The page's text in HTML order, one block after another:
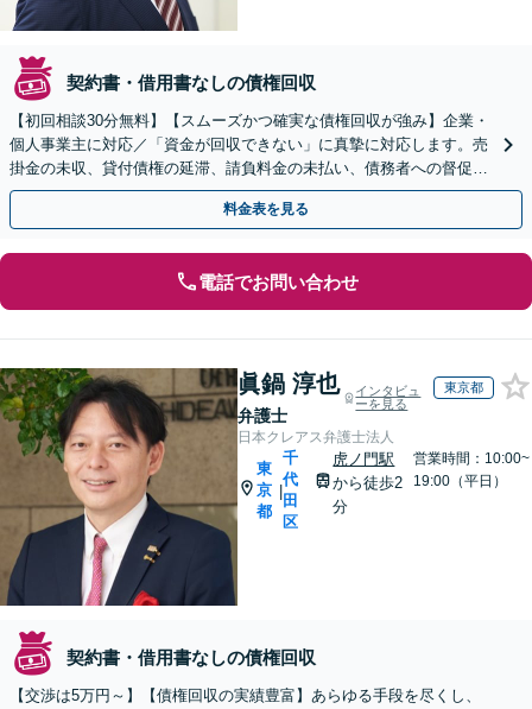
契約書・借用書なしの債権回収
【初回相談30分無料】【スムーズかつ確実な債権回収が強み】企業・
個人事業主に対応／「資金が回収できない」に真摯に対応します。売
掛金の未収、貸付債権の延滞、請負料金の未払い、債務者への督促、
訴訟、強制執行手続きなどお任せください
料金表を見る
電話でお問い合わせ
眞鍋 淳也
弁護士
インタビュ
ーを見る
東京都
日本クレアス弁護士法人
東
京
都
|
千
代
田
区
虎ノ門駅
から徒歩2
分
営業時間：10:00~
19:00（平日）
契約書・借用書なしの債権回収
【交渉は5万円～】【債権回収の実績豊富】あらゆる手段を尽くし、